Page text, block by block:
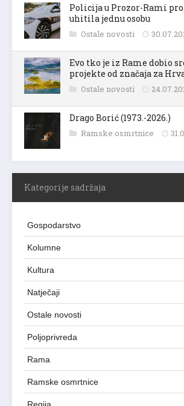
Policija u Prozor-Rami
uhitila jednu osobu
Ostale novosti
Evo tko je iz Rame dobio
projekte od značaja za
Ostale novosti
Drago Borić (1973.-2026.)
Ramske osmrtnice
Kategorije sadržaja
Gospodarstvo
Kolumne
Kultura
Natječaji
Ostale novosti
Poljoprivreda
Rama
Ramske osmrtnice